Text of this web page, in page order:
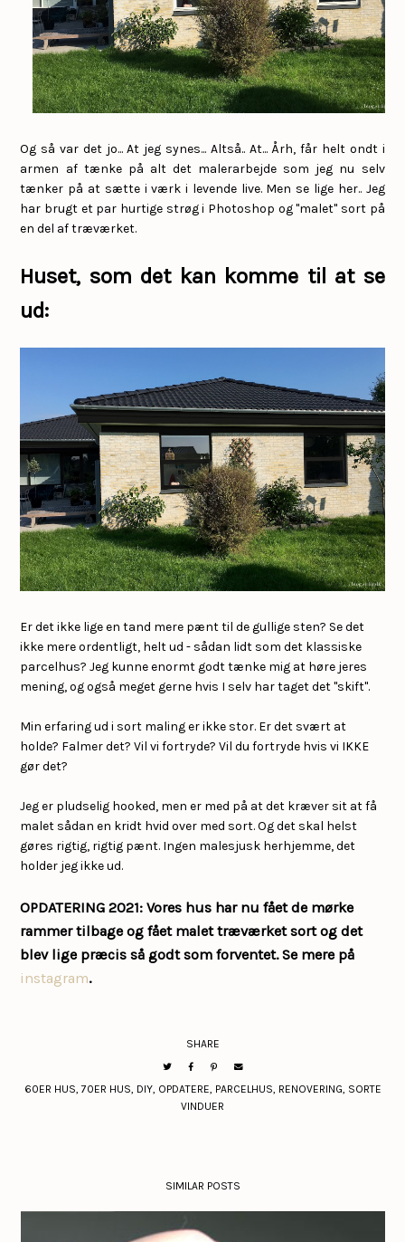
Og så var det jo... At jeg synes... Altså.. At... Årh, får helt ondt i
armen af tænke på alt det malerarbejde som jeg nu selv
tænker på at sætte i værk i levende live. Men se lige her.. Jeg
har brugt et par hurtige strøg i Photoshop og "malet" sort på
en del af træværket.
Huset, som det kan komme til at se
ud:
Er det ikke lige en tand mere pænt til de gullige sten? Se det
ikke mere ordentligt, helt ud - sådan lidt som det klassiske
parcelhus? Jeg kunne enormt godt tænke mig at høre jeres
mening, og også meget gerne hvis I selv har taget det "skift".
Min erfaring ud i sort maling er ikke stor. Er det svært at
holde? Falmer det? Vil vi fortryde? Vil du fortryde hvis vi IKKE
gør det?
Jeg er pludselig hooked, men er med på at det kræver sit at få
malet sådan en kridt hvid over med sort. Og det skal helst
gøres rigtig, rigtig pænt. Ingen malesjusk herhjemme, det
holder jeg ikke ud.
OPDATERING 2021: Vores hus har nu fået de mørke
rammer tilbage og fået malet træværket sort og det
blev lige præcis så godt som forventet. Se mere på
instagram.
SHARE
60ER HUS, 70ER HUS, DIY, OPDATERE, PARCELHUS, RENOVERING, SORTE
VINDUER
SIMILAR POSTS